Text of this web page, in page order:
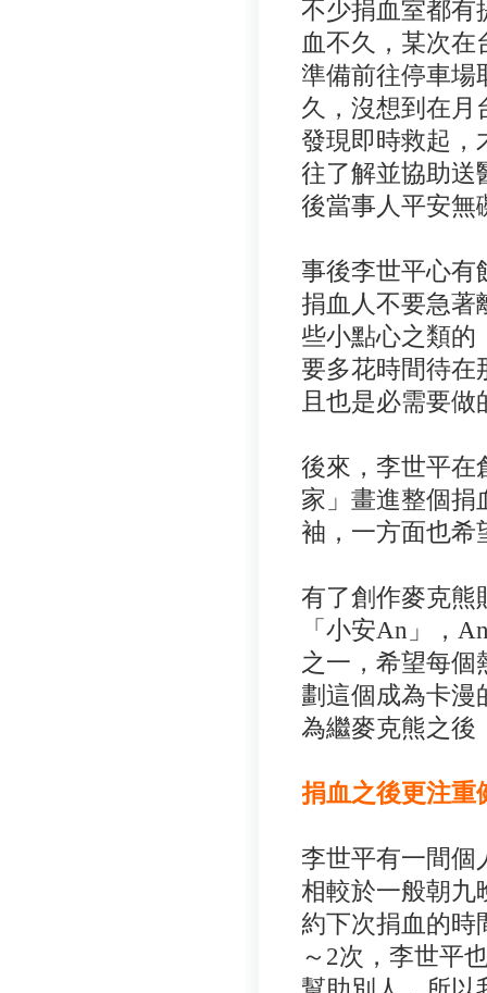
不少捐血室都有
血不久，某次
準備前往停車場
久，沒想到在月
發現即時救起，
往了解並協助送
後當事人平安無
事後李世平心有
捐血人不要急著
些小點心之類的
要多花時間待在
且也是必需要
後來，李世平在
家」畫進整個捐
袖，一方面也希
有了創作麥克熊
「小安An」，
之一，希望每個
劃這個成為卡漫
為繼麥克熊之後
捐血之後更注重
李世平有一間個
相較於一般朝九
約下次捐血的時
～2次，李世平